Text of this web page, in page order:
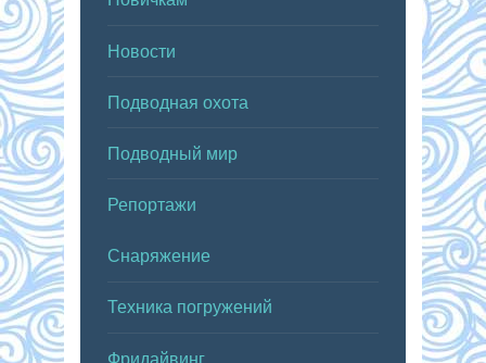
Новости
Подводная охота
Подводный мир
Репортажи
Снаряжение
Техника погружений
Фридайвинг